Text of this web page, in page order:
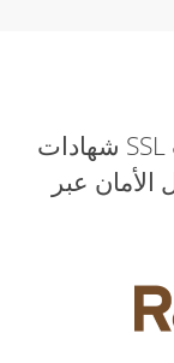
شهادات SSL الخاصة بنا هي من بعض العلامات
الأمان عبر